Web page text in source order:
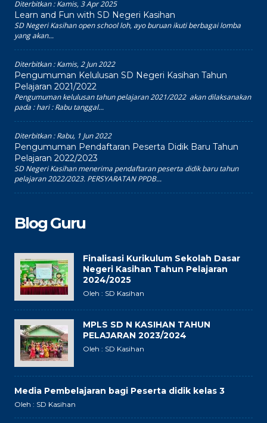
Diterbitkan :Kamis, 3 Apr 2025
Learn and Fun with SD Negeri Kasihan
SD Negeri Kasihan open school loh, ayo buruan ikuti berbagai lomba
yang akan...
Diterbitkan :Kamis, 2 Jun 2022
Pengumuman Kelulusan SD Negeri Kasihan Tahun
Pelajaran 2021/2022
Pengumuman kelulusan tahun pelajaran 2021/2022 akan dilaksanakan
pada : hari : Rabu tanggal...
Diterbitkan :Rabu, 1 Jun 2022
Pengumuman Pendaftaran Peserta Didik Baru Tahun
Pelajaran 2022/2023
SD Negeri Kasihan menerima pendaftaran peserta didik baru tahun
pelajaran 2022/2023. PERSYARATAN PPDB...
Blog Guru
Finalisasi Kurikulum Sekolah Dasar
Negeri Kasihan Tahun Pelajaran
2024/2025
Oleh : SD Kasihan
MPLS SD N KASIHAN TAHUN
PELAJARAN 2023/2024
Oleh : SD Kasihan
Media Pembelajaran bagi Peserta didik kelas 3
Oleh : SD Kasihan